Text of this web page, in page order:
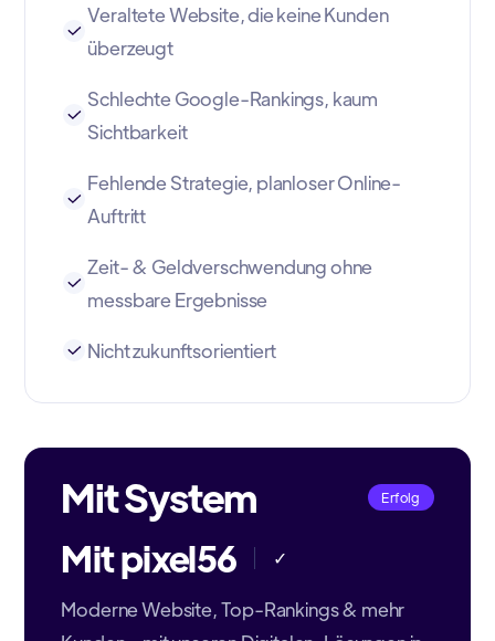
Veraltete Website, die keine Kunden
überzeugt
Schlechte Google-Rankings, kaum
Sichtbarkeit
Fehlende Strategie, planloser Online-
Auftritt
Zeit- & Geldverschwendung ohne
messbare Ergebnisse
Nicht zukunftsorientiert
Mit System Erfolg
Mit pixel56 ✓
Moderne Website, Top-Rankings & mehr